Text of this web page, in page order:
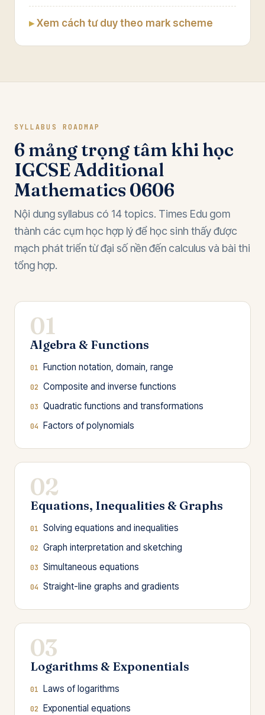
Xem cách tư duy theo mark scheme
SYLLABUS ROADMAP
6 mảng trọng tâm khi học
IGCSE Additional
Mathematics 0606
Nội dung syllabus có 14 topics. Times Edu gom
thành các cụm học hợp lý để học sinh thấy được
mạch phát triển từ đại số nền đến calculus và bài thi
tổng hợp.
01
Algebra & Functions
Function notation, domain, range
Composite and inverse functions
Quadratic functions and transformations
Factors of polynomials
02
Equations, Inequalities & Graphs
Solving equations and inequalities
Graph interpretation and sketching
Simultaneous equations
Straight-line graphs and gradients
03
Logarithms & Exponentials
Laws of logarithms
Exponential equations